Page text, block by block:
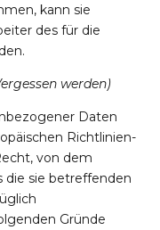
kann sie
des für die
werden)
Daten
Richtlinien-
von dem
die sie betreffenden
Gründe